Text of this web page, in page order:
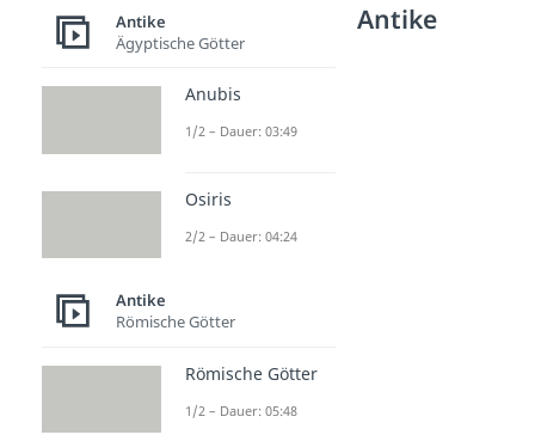
Weitere Inhalte: Antike
Römisches Reich
Römisches Reich
Dauer: 04:06
Gründung Roms
Dauer: 03:05
Dauer: 05:15
Pompeji
Dauer: 03:05
Varusschlacht
Lateinische Sprüche
Aquädukt
Antike
Ägyptische Götter
Anubis
1/2 – Dauer: 03:49
Osiris
2/2 – Dauer: 04:24
Antike
Römische Götter
Römische Götter
1/2 – Dauer: 05:48